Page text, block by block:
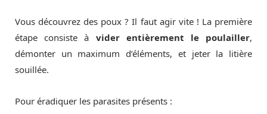
Vous découvrez des poux ? Il faut agir vite ! La première
étape consiste à vider entièrement le poulailler,
démonter un maximum d’éléments, et jeter la litière
souillée.
Pour éradiquer les parasites présents :